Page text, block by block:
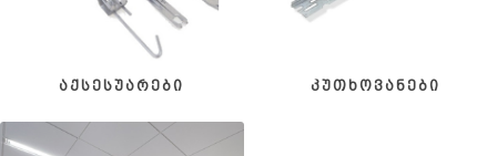
აქსესუარები კუთხოვანები